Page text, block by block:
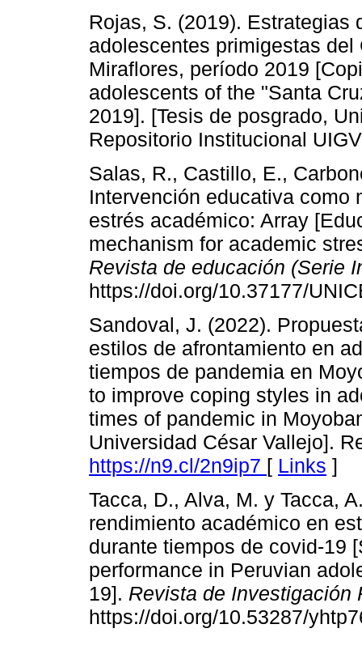
Rojas, S. (2019). Estrategias
adolescentes primigestas del
Miraflores, período 2019
adolescents of the "Santa
2019]. [Tesis de posgrado,
Repositorio Institucional
Salas, R., Castillo, E.,
Intervención educativa como
estrés académico: Array
mechanism for academic
Revista de educación (Serie
https://doi.org/10.37177/
Sandoval, J. (2022).
estilos de afrontamiento en
tiempos de pandemia en
to improve coping styles in
times of pandemic in
Universidad César Vallejo].
https://n9.cl/2n9ip7 [ Links ]
Tacca, D., Alva, M. y Tacca,
rendimiento académico en
durante tiempos de covid-19
performance in Peruvian
19]. Revista de Investigación
https://doi.org/10.53287/